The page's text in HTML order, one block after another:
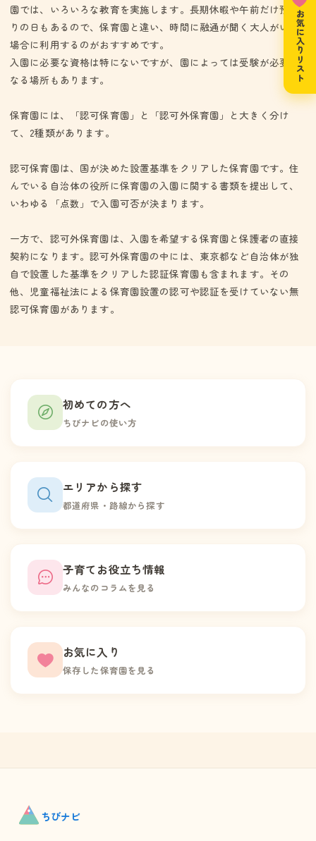
園では、いろいろな教育を実施します。長期休暇や午前だけ預か
りの日もあるので、保育園と違い、時間に融通が聞く大人がいる
場合に利用するのがおすすめです。
入園に必要な資格は特にないですが、園によっては受験が必要と
なる場所もあります。
保育園には、「認可保育園」と「認可外保育園」と大きく分け
て、2種類があります。
認可保育園は、国が決めた設置基準をクリアした保育園です。住
んでいる自治体の役所に保育園の入園に関する書類を提出して、
いわゆる「点数」で入園可否が決まります。
一方で、認可外保育園は、入園を希望する保育園と保護者の直接
契約になります。認可外保育園の中には、東京都など自治体が独
自で設置した基準をクリアした認証保育園も含まれます。その
他、児童福祉法による保育園設置の認可や認証を受けていない無
認可保育園があります。
初めての方へ
ちびナビの使い方
エリアから探す
都道府県・路線から探す
子育てお役立ち情報
みんなのコラムを見る
お気に入り
保存した保育園を見る
ちびナビ
お気に入りリスト